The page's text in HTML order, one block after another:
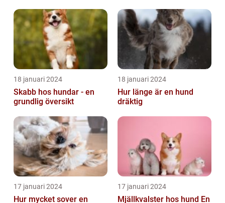
18 januari 2024
Skabb hos hundar - en
grundlig översikt
18 januari 2024
Hur länge är en hund
dräktig
17 januari 2024
Hur mycket sover en
17 januari 2024
Mjällkvalster hos hund En